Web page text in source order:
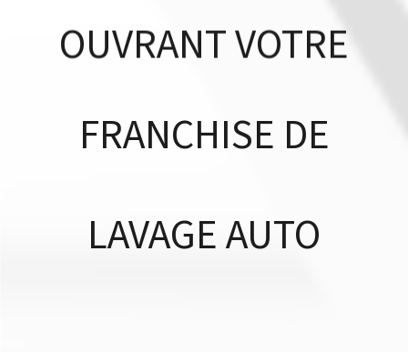
OUVRANTVOTRE
FRANCHISE DE
LAVAGE AUTO